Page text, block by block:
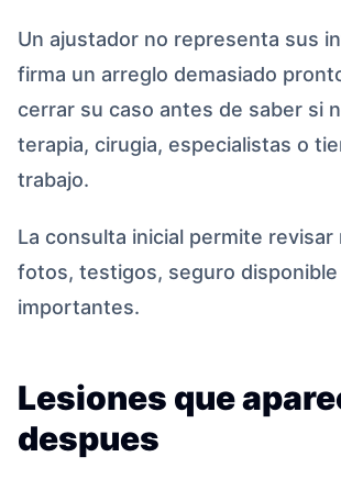
Un ajustador no representa sus
firma un arreglo demasiado
cerrar su caso antes de saber si
terapia, cirugia, especialistas o
trabajo.
La consulta inicial permite
fotos, testigos, seguro disponible
importantes.
Lesiones que
despues